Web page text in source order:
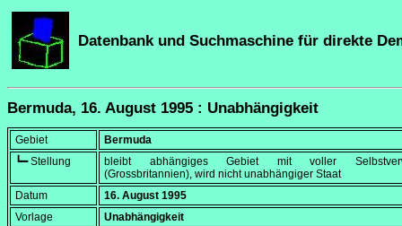
Datenbank und Suchmaschine für direkte
Bermuda, 16. August 1995 : Unabhängigkeit
Gebiet
Bermuda
┗━ Stellung
bleibt abhängiges Gebiet mit voller
(Grossbritannien), wird nicht unabhängiger Staat
Datum
16. August 1995
Vorlage
Unabhängigkeit